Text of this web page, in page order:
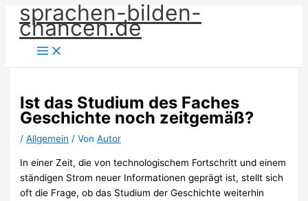
Zum
Inhalt
springen
sprachen-bilden-
chancen.de
Ist das Studium des Faches
Geschichte noch zeitgemäß?
/Allgemein / VonAutor
In einer Zeit, die von technologischem Fortschritt und einem
ständigen Strom neuer Informationen geprägt ist, stellt sich
oft die Frage, ob das Studium der Geschichte weiterhin